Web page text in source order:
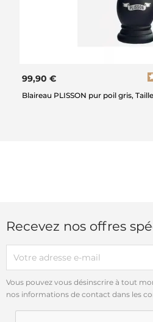
99,90 €
Blaireau PLISSON pur poil gris,
Recevez nos offres
Vous pouvez vous désinscrire à tout
nos informations de contact dans les